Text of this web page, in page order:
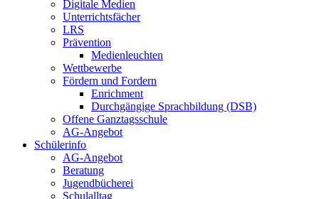
Digitale Medien
Unterrichtsfächer
LRS
Prävention
Medienleuchten
Wettbewerbe
Fördern und Fordern
Enrichment
Durchgängige Sprachbildung (DSB)
Offene Ganztagsschule
AG-Angebot
Schülerinfo
AG-Angebot
Beratung
Jugendbücherei
Schulalltag